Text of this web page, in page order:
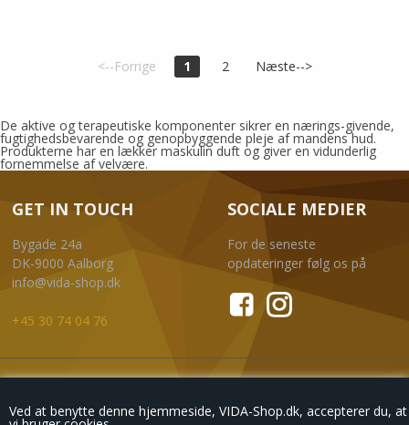
Ved at benytte denne hjemmeside, VIDA-Shop.dk, accepterer du, at
<--Forrige 1 2 Næste-->
De aktive og terapeutiske komponenter sikrer en nærings-givende,
fugtighedsbevarende og genopbyggende pleje af mandens hud.
Produkterne har en lækker maskulin duft og giver en vidunderlig
fornemmelse af velvære.
GET IN TOUCH
Bygade 24a
DK-9000 Aalborg
info@vida-shop.dk
+45 30 74 04 76
SOCIALE MEDIER
For de seneste
opdateringer følg os på